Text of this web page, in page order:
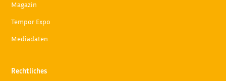
Magazin
Tempor Expo
Mediadaten
Rechtliches